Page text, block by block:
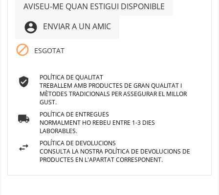
AVISEU-ME QUAN ESTIGUI DISPONIBLE
account_circle ENVIAR A UN AMIC
 ESGOTAT
POLÍTICA DE QUALITAT
TREBALLEM AMB PRODUCTES DE GRAN QUALITAT I
MÈTODES TRADICIONALS PER ASSEGURAR EL MILLOR
GUST.
POLÍTICA DE ENTREGUES
NORMALMENT HO REBEU ENTRE 1-3 DIES
LABORABLES.
POLÍTICA DE DEVOLUCIONS
CONSULTA LA NOSTRA POLÍTICA DE DEVOLUCIONS DE
PRODUCTES EN L'APARTAT CORRESPONENT.